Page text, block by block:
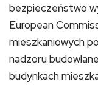
bezpieczeństwo
European
mieszkaniowych
nadzoru
budynkach